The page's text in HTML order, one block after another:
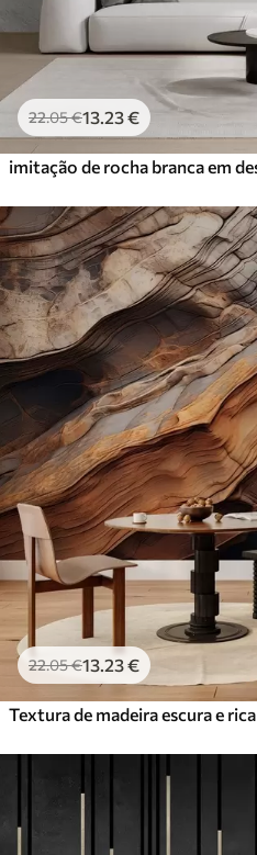
22.05€13 .23€
22.05€13 .23€
Textura de madeira escura e rica